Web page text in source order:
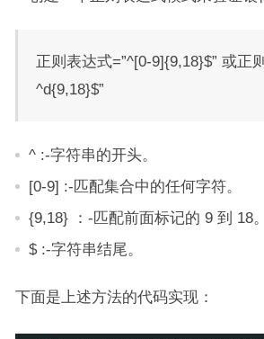
正则表达式=”^[0-9]{9,18}$” 或正
^d{9,18}$”
^ :-字符串的开头。
[0-9] :-匹配集合中的任何字符。
{9,18} ：-匹配前面标记的 9 到 18。
$ :-字符串结尾。
下面是上述方法的代码实现：